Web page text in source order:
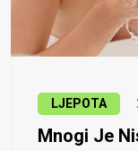
LJEPOTA
Mnogi Je